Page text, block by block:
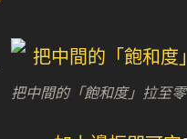
把中間的「飽和度」拉至零